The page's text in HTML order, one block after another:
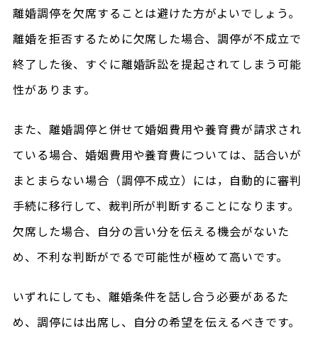
離婚調停を欠席することは避けた方がよいでしょう。
離婚を拒否するために欠席した場合、調停が不成立で
終了した後、すぐに離婚訴訟を提起されてしまう可能
性があります。
また、離婚調停と併せて婚姻費用や養育費が請求され
ている場合、婚姻費用や養育費については、話合いが
まとまらない場合（調停不成立）には，自動的に審判
手続に移行して、裁判所が判断することになります。
欠席した場合、自分の言い分を伝える機会がないた
め、不利な判断がでるで可能性が極めて高いです。
いずれにしても、離婚条件を話し合う必要があるた
め、調停には出席し、自分の希望を伝えるべきです。